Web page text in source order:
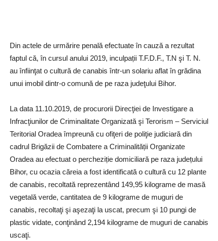
Din actele de urmărire penală efectuate în cauză a rezultat
faptul că, în cursul anului 2019, inculpații T.F.D.F., T.N şi T. N.
au înfiinţat o cultură de canabis într-un solariu aflat în grădina
unui imobil dintr-o comună de pe raza judeţului Bihor.
La data 11.10.2019, de procurorii Direcţiei de Investigare a
Infracţiunilor de Criminalitate Organizată şi Terorism – Serviciul
Teritorial Oradea împreună cu ofiţeri de poliţie judiciară din
cadrul Brigăzii de Combatere a Criminalității Organizate
Oradea au efectuat o percheziție domiciliară pe raza județului
Bihor, cu ocazia căreia a fost identificată o cultură cu 12 plante
de canabis, recoltată reprezentând 149,95 kilograme de masă
vegetală verde, cantitatea de 9 kilograme de muguri de
canabis, recoltaţi şi aşezaţi la uscat, precum şi 10 pungi de
plastic vidate, conţinând 2,194 kilograme de muguri de canabis
uscaţi.